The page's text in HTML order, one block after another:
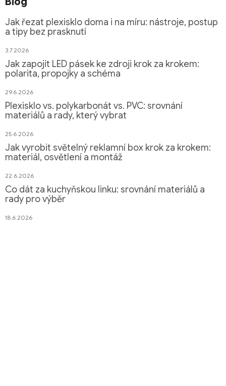
Jak řezat plexisklo doma i na míru: nástroje, postup
a tipy bez prasknutí
3.7.2026
Jak zapojit LED pásek ke zdroji krok za krokem:
polarita, propojky a schéma
29.6.2026
Plexisklo vs. polykarbonát vs. PVC: srovnání
materiálů a rady, který vybrat
25.6.2026
Jak vyrobit světelný reklamní box krok za krokem:
materiál, osvětlení a montáž
22.6.2026
Co dát za kuchyňskou linku: srovnání materiálů a
rady pro výběr
18.6.2026